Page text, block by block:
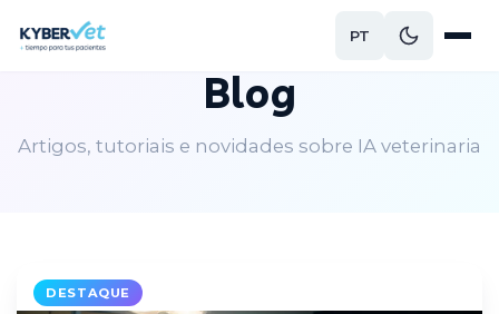
PT
Blog
Artigos, tutoriais e novidades sobre IA veterinaria
DESTAQUE